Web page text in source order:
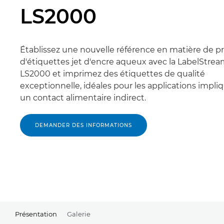
LS2000
Établissez une nouvelle référence en matière de
d'étiquettes jet d'encre aqueux avec la
LS2000 et imprimez des étiquettes de qualité
exceptionnelle, idéales pour les applications
un contact alimentaire indirect.
DEMANDER DES INFORMATIONS
Présentation Galerie